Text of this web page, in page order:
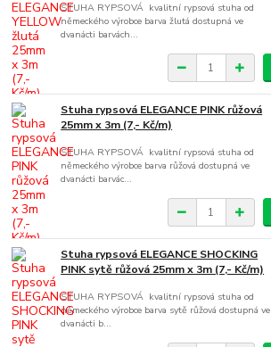
STUHA RYPSOVÁ kvalitní rypsová stuha od
německého výrobce barva žlutá dostupná ve
dvanácti barvách...
Stuha rypsová ELEGANCE PINK růžová
25mm x 3m (7,- Kč/m)
STUHA RYPSOVÁ kvalitní rypsová stuha od
německého výrobce barva růžová dostupná ve
dvanácti barvác...
Stuha rypsová ELEGANCE SHOCKING
PINK sytě růžová 25mm x 3m (7,- Kč/m)
STUHA RYPSOVÁ kvalitní rypsová stuha od
německého výrobce barva sytě růžová dostupná ve
dvanácti b...